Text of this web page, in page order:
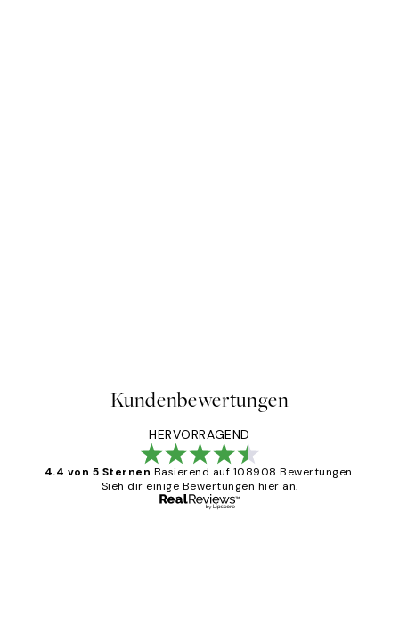
Kundenbewertungen
HERVORRAGEND
4.4 von 5 Sternen Basierend auf 108908 Bewertungen.
Sieh dir einige Bewertungen hier an.